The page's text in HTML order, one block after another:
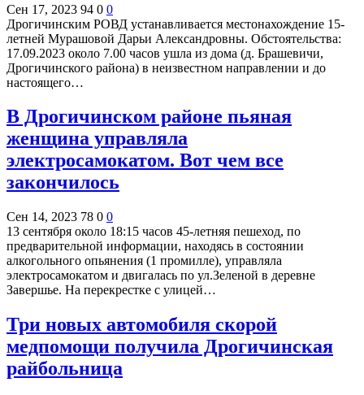
Сен 17, 2023 94 0 0
Дрогичинским РОВД устанавливается местонахождение 15-
летней Мурашовой Дарьи Александровны. Обстоятельства:
17.09.2023 около 7.00 часов ушла из дома (д. Брашевичи,
Дрогичинского района) в неизвестном направлении и до
настоящего…
В Дрогичинском районе пьяная
женщина управляла
электросамокатом. Вот чем все
закончилось
Сен 14, 2023 78 0 0
13 сентября около 18:15 часов 45-летняя пешеход, по
предварительной информации, находясь в состоянии
алкогольного опьянения (1 промилле), управляла
электросамокатом и двигалась по ул.Зеленой в деревне
Завершье. На перекрестке с улицей…
Три новых автомобиля скорой
медпомощи получила Дрогичинская
райбольница